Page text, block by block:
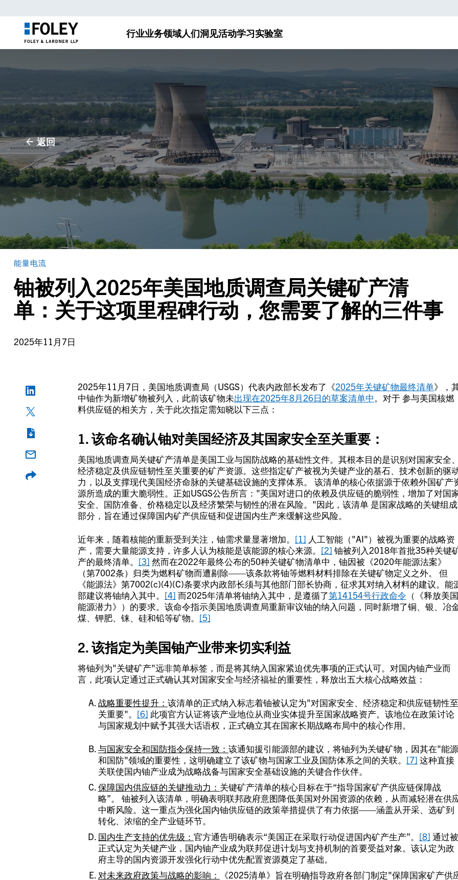
行业业务领域人们洞见活动学习实验室
返回
能量电流
铀被列入2025年美国地质调查局关键矿产清
单：关于这项里程碑行动，您需要了解的三件事
2025年11月7日
2025年11月7日，美国地质调查局（USGS）代表内政部长发布了《2025年关键矿物最终清单》，
中铀作为新增矿物被列入，此前该矿物未出现在2025年8月26日的草案清单中 对于参与美国核燃
料供应链的相关方，关于此次指定需知晓以下三点：
1.该命名确认铀对美国经济及其国家安全至关重要：
美国地质调查局关键矿产清单是美国工业与国防战略的基础性文件。其根本目的是识别对国家安全、
经济稳定及供应链韧性至关重要的矿产资源。这些指定矿产被视为关键产业的基石、技术创新的驱
力，以及支撑现代美国经济命脉的关键基础设施的支撑体系。 该清单的核心依据源于依赖外国矿产
源所造成的重大脆弱性。正如USGS公告所言："美国对进口的依赖及供应链的脆弱性，增加了对国
安全、国防准备、价格稳定以及经济繁荣与韧性的潜在风险。"因此，该清单 是国家战略的关键组成
部分，旨在通过保障国内矿产供应链和促进国内生产来缓解这些风险。
近年来，随着核能的重新受到关注，铀需求量显著增加。 [1] 人工智能（"AI"）被视为重要的战略资
产，需要大量能源支持，许多人认为核能是该能源的核心来源。 [2] 铀被列入2018年首批35种关键
产的最终清单。 [3] 然而在2022年最终公布的50种关键矿物清单中，铀因被《2020年能源法案》
（第7002条）归类为燃料矿物而遭剔除——该条款将铀等燃料材料排除在关键矿物定义之外。 但
《能源法》第7002(c)(4)(C)条要求内政部长须与其他部门部长协商，征求其对纳入材料的建议。能
部建议将铀纳入其中。 [4] 而2025年清单将铀纳入其中，是遵循了第14154号行政命令 （《释放美国
能源潜力》）的要求。该命令指示美国地质调查局重新审议铀的纳入问题，同时新增了铜、银、冶
煤、钾肥、铼、硅和铅等矿物。 [5]
2. 该指定为美国铀产业带来切实利益
将铀列为"关键矿产"远非简单标签，而是将其纳入国家紧迫优先事项的正式认可。对国内铀产业而
言，此项认定通过正式确认其对国家安全与经济福祉的重要性，释放出五大核心战略效益：
战略重要性提升： 该清单的正式纳入标志着铀被认定为"对国家安全、经济稳定和供应链韧性至
关重要"。 [6] 此项官方认证将该产业地位从商业实体提升至国家战略资产。该地位在政策讨论
与国家规划中赋予其强大话语权，正式确立其在国家长期战略布局中的核心作用。
与国家安全和国防指令保持一致： 该通知援引能源部的建议，将铀列为关键矿物，因其在"能源
和国防"领域的重要性，这明确建立了该矿物与国家工业及国防体系之间的关联。 [7] 这种直接
关联使国内铀产业成为战略战备与国家安全基础设施的关键合作伙伴。
保障国内供应链的关键推动力： 关键矿产清单的核心目标在于“指导国家矿产供应链保障战
略”。 铀被列入该清单，明确表明联邦政府意图降低美国对外国资源的依赖，从而减轻潜在供
中断风险。这一重点为强化国内铀供应链的政策举措提供了有力依据——涵盖从开采、选矿到
转化、浓缩的全产业链环节。
国内生产支持的优先级： 官方通告明确表示“美国正在采取行动促进国内矿产生产”。 [8] 通过被
正式认定为关键产业，国内铀产业成为联邦促进计划与支持机制的首要受益对象。该认定为政
府主导的国内资源开发强化行动中优先配置资源奠定了基础。
对未来政府政策与战略的影响：
《2025清单》旨在明确指导政府各部门制定"保障国家矿产供